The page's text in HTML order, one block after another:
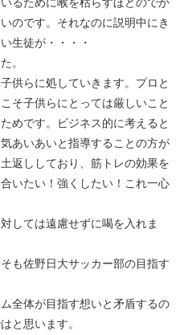
るために喉を枯らすほどのでか
のです。それなのに説明中にき
生徒が・・・・
。
供らに処していきます。プロと
そ子供らにとっては厳しいこと
めです。ビジネス的に考えると
あいあいと指導することの方が
返ししており、筋トレの効果を
いたい！強くしたい！これ一心
しては遠慮せずに喝を入れま
も佐野日大サッカー部の目指す
全体が目指す想いと矛盾するの
と思います。